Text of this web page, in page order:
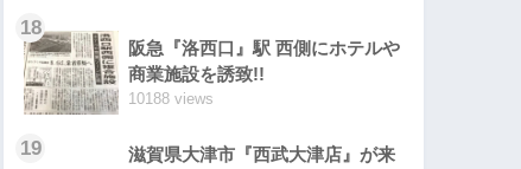
18
阪急『洛西口』駅 西側にホテルや
商業施設を誘致!!
10188 views
19
滋賀県大津市『西武大津店』が来